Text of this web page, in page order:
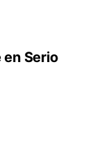
en Serio